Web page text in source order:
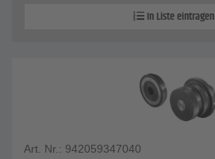
In Liste eintragen
Art. Nr.: 942059347040